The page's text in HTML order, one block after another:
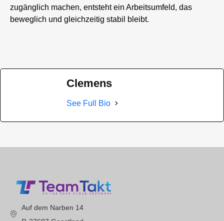
zugänglich machen, entsteht ein Arbeitsumfeld, das
beweglich und gleichzeitig stabil bleibt.
Clemens
See Full Bio
Auf dem Narben 14